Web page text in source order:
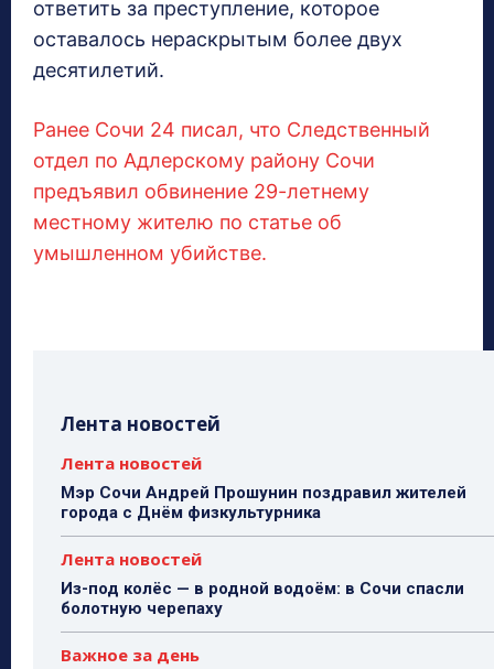
ответить за преступление, которое
оставалось нераскрытым более двух
десятилетий.
Ранее Сочи 24 писал, что Следственный
отдел по Адлерскому району Сочи
предъявил обвинение 29-летнему
местному жителю по статье об
умышленном убийстве.
Лента новостей
Лента новостей
Мэр Сочи Андрей Прошунин поздравил жителей
города с Днём физкультурника
Лента новостей
Из-под колёс — в родной водоём: в Сочи спасли
болотную черепаху
Важное за день